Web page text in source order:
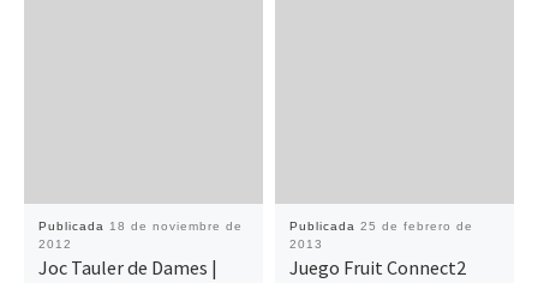
Publicada 18 de noviembre de
2012
Joc Tauler de Dames |
Publicada 25 de febrero de
2013
Juego Fruit Connect2